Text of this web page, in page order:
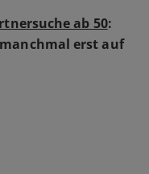
ab 50:
erst auf